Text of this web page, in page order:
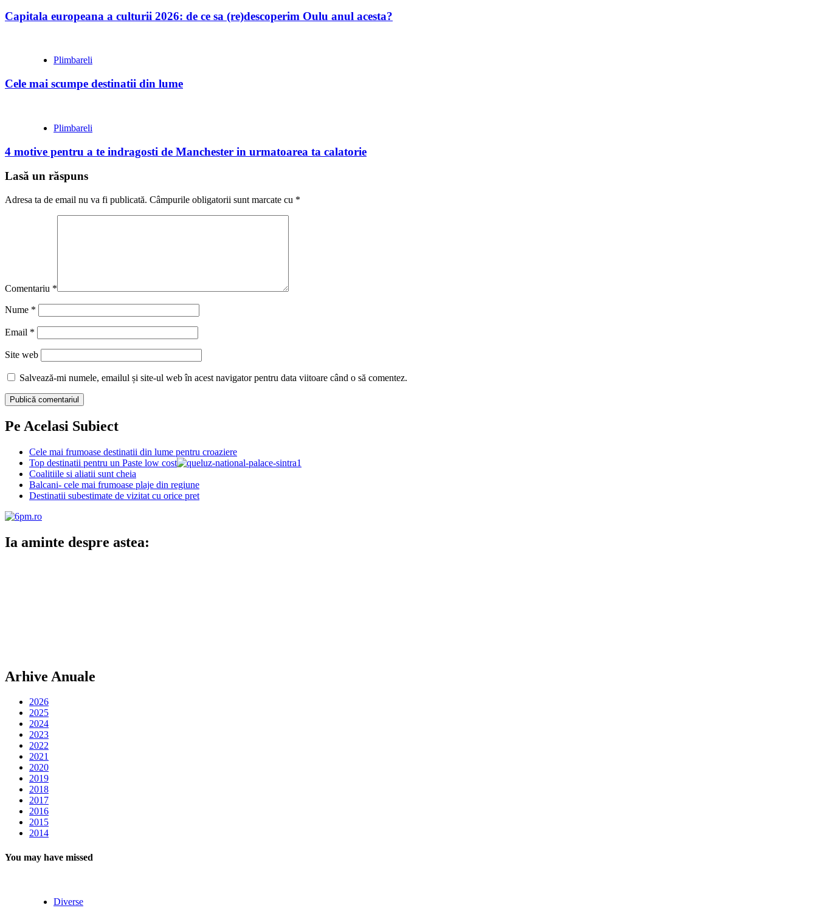
Capitala europeana a culturii 2026: de ce sa (re)descoperim Oulu anul acesta?
Plimbareli
Cele mai scumpe destinatii din lume
Plimbareli
4 motive pentru a te indragosti de Manchester in urmatoarea ta calatorie
Lasă un răspuns
Adresa ta de email nu va fi publicată. Câmpurile obligatorii sunt marcate cu *
Comentariu *
Nume *
Email *
Site web
Salvează-mi numele, emailul și site-ul web în acest navigator pentru data viitoare când o să comentez.
Pe Acelasi Subiect
Cele mai frumoase destinatii din lume pentru croaziere
Top destinatii pentru un Paste low cost
Coalitiile si aliatii sunt cheia
Balcani- cele mai frumoase plaje din regiune
Destinatii subestimate de vizitat cu orice pret
Ia aminte despre astea:
Arhive Anuale
2026
2025
2024
2023
2022
2021
2020
2019
2018
2017
2016
2015
2014
You may have missed
Diverse